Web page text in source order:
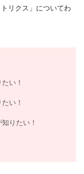
リクス」についてわ
い！
い！
りたい！